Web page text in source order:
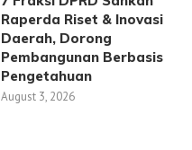
Raperda Riset & Inovasi
Daerah, Dorong
Pembangunan Berbasis
Pengetahuan
August 3, 2026